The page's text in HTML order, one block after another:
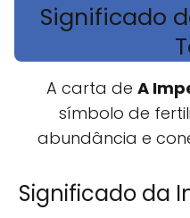
Significado
A carta de A
símbolo de
abundância e
Significado da